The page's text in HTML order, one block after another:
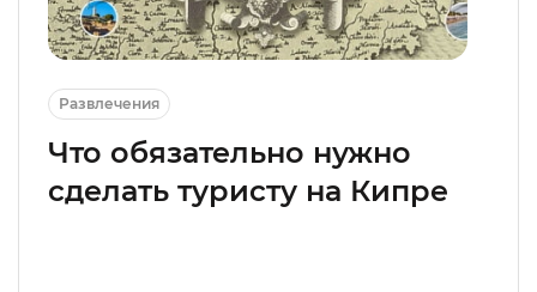
Развлечения
Что обязательно нужно
сделать туристу на Кипре